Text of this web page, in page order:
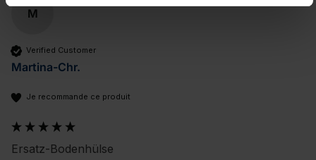
M
Verified Customer
Martina-Chr.
Je recommande ce produit
Ersatz-Bodenhülse